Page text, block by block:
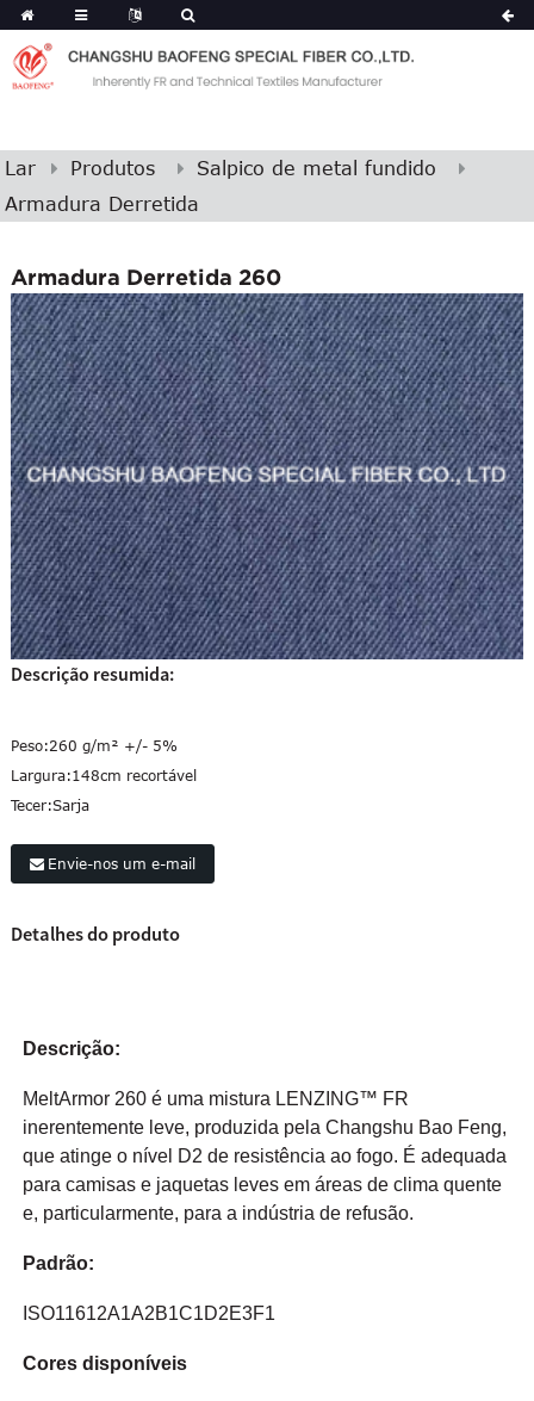
Lar Produtos
Salpico de metal fundido
Armadura Derretida
Armadura Derretida 260
Descrição resumida:
Peso:260 g/m² +/- 5%
Largura:148cm recortável
Tecer:Sarja
Envie-nos um e-mail
Detalhes do produto
Descrição:
MeltArmor 260 é uma mistura LENZING™ FR
inerentemente leve, produzida pela Changshu Bao Feng,
que atinge o nível D2 de resistência ao fogo. É adequada
para camisas e jaquetas leves em áreas de clima quente
e, particularmente, para a indústria de refusão.
Padrão:
ISO11612A1A2B1C1D2E3F1
Cores disponíveis